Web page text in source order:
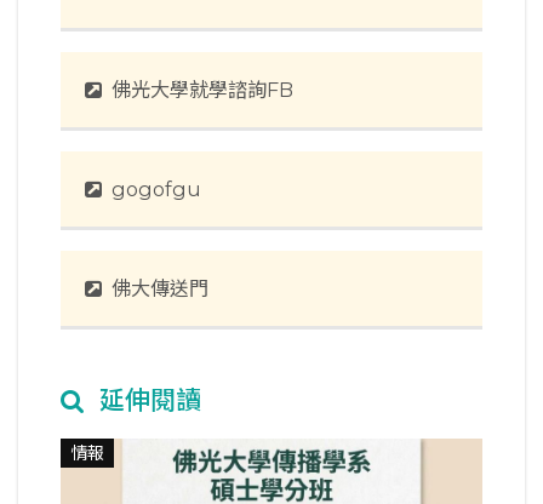
佛光大學就學諮詢FB
gogofgu
佛大傳送門
延伸閱讀
情報